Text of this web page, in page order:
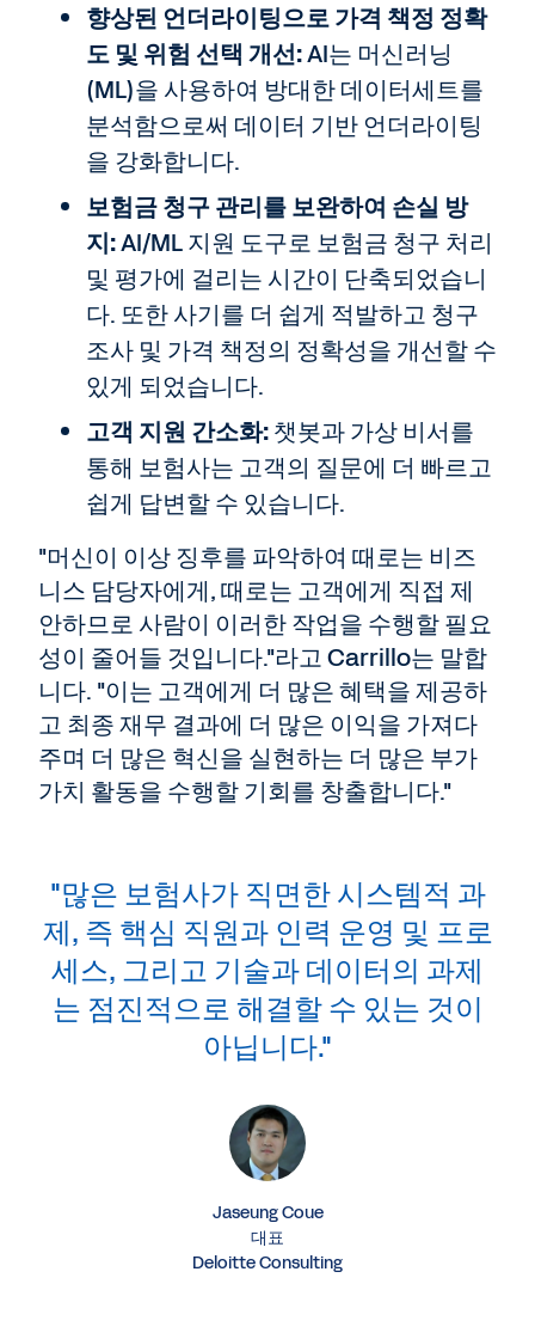
향상된 언더라이팅으로 가격 책정 정확
도 및 위험 선택 개선:AI는 머신러닝
(ML)을 사용하여 방대한 데이터세트를
분석함으로써 데이터 기반 언더라이팅
을 강화합니다.
보험금 청구 관리를 보완하여 손실 방
지:AI/ML 지원 도구로 보험금 청구 처리
및 평가에 걸리는 시간이 단축되었습니
다. 또한 사기를 더 쉽게 적발하고 청구
조사 및 가격 책정의 정확성을 개선할 수
있게 되었습니다.
고객 지원 간소화:챗봇과 가상 비서를
통해 보험사는 고객의 질문에 더 빠르고
쉽게 답변할 수 있습니다.
"머신이 이상 징후를 파악하여 때로는 비즈
니스 담당자에게, 때로는 고객에게 직접 제
안하므로 사람이 이러한 작업을 수행할 필요
성이 줄어들 것입니다."라고 Carrillo는 말합
니다. "이는 고객에게 더 많은 혜택을 제공하
고 최종 재무 결과에 더 많은 이익을 가져다
주며 더 많은 혁신을 실현하는 더 많은 부가
가치 활동을 수행할 기회를 창출합니다."
"많은 보험사가 직면한 시스템적 과
제, 즉 핵심 직원과 인력 운영 및 프로
세스, 그리고 기술과 데이터의 과제
는 점진적으로 해결할 수 있는 것이
아닙니다."
Jaseung Coue
대표
Deloitte Consulting